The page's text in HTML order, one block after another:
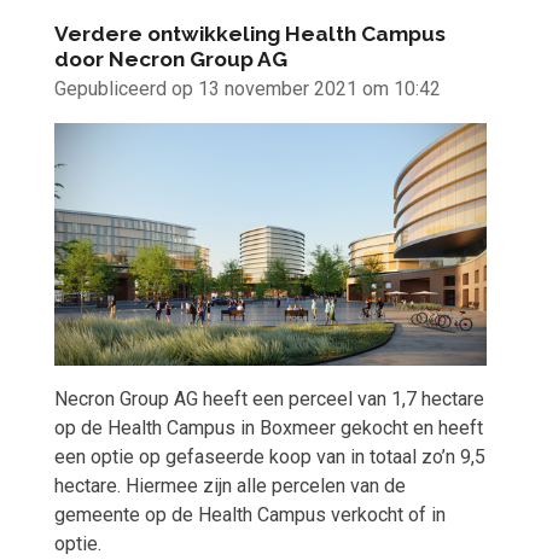
Verdere ontwikkeling Health Campus
door Necron Group AG
Gepubliceerd op 13 november 2021 om 10:42
Necron Group AG heeft een perceel van 1,7 hectare
op de Health Campus in Boxmeer gekocht en heeft
een optie op gefaseerde koop van in totaal zo’n 9,5
hectare. Hiermee zijn alle percelen van de
gemeente op de Health Campus verkocht of in
optie.